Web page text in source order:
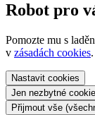
Robot pro
Pomozte mu s
v zásadách cookies
Nastavit cookies
Jen nezbytné
Přijmout vše